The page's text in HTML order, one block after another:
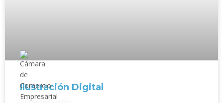
Ilustración Digital